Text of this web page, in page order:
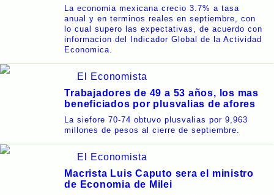
La economia mexicana crecio 3.7% a tasa
anual y en terminos reales en septiembre, con
lo cual supero las expectativas, de acuerdo con
informacion del Indicador Global de la Actividad
Economica.
El Economista
Trabajadores de 49 a 53 años, los mas
beneficiados por plusvalias de afores
La siefore 70-74 obtuvo plusvalias por 9,963
millones de pesos al cierre de septiembre.
El Economista
Macrista Luis Caputo sera el ministro
de Economia de Milei